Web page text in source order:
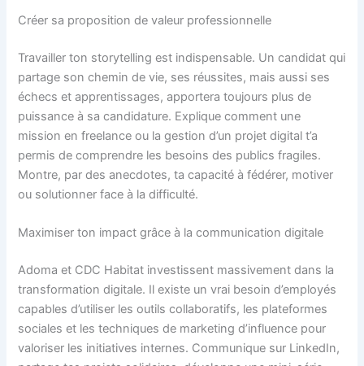
Créer sa proposition de valeur professionnelle
Travailler ton storytelling est indispensable. Un candidat qui
partage son chemin de vie, ses réussites, mais aussi ses
échecs et apprentissages, apportera toujours plus de
puissance à sa candidature. Explique comment une
mission en freelance ou la gestion d’un projet digital t’a
permis de comprendre les besoins des publics fragiles.
Montre, par des anecdotes, ta capacité à fédérer, motiver
ou solutionner face à la difficulté.
Maximiser ton impact grâce à la communication digitale
Adoma et CDC Habitat investissent massivement dans la
transformation digitale. Il existe un vrai besoin d’employés
capables d’utiliser les outils collaboratifs, les plateformes
sociales et les techniques de marketing d’influence pour
valoriser les initiatives internes. Communique sur LinkedIn,